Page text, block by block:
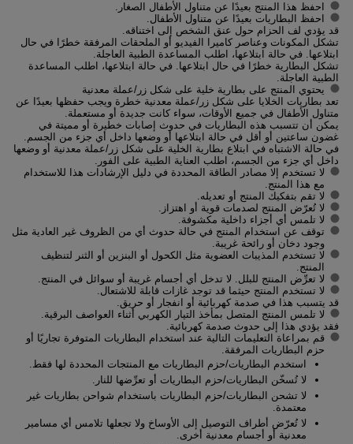
احفظ هذا المنتج بعيدًا عن متناول الأطفال الصغار.
احفظ البطاريات بعيدًا عن متناول الأطفال.
قد يؤدي لف الحزام حول عنق الشخص إلى اختناقه.
تشكل المكونات وعناصر كاميرا الفيديو أو الملحقات المرفقة خطرًا في حال
ابتلاعها. في حالة ابتلاعها، اطلب المساعدة الطبية العاجلة.
تشكل البطارية خطرًا في حال ابتلاعها. في حالة ابتلاعها، اطلب المساعدة
الطبية العاجلة.
يحتوي المنتج على بطارية خلية على شكل زر/عملة معدنية
تعد بطاريات الخلايا على شكل زر/عملة معدنية خطرة ويجب حفظها بعيدًا عن
متناول الأطفال في جميع الأوقات، سواء كانت جديدة أو مستعملة.
يمكن أن تتسبب هذه البطاريات في حدوث إصابات خطيرة أو مميتة في
غضون ساعتين أو أقل في حالة ابتلاعها أو وضعها داخل أي جزء من الجسم.
في حالة الاشتباه في ابتلاع بطارية الخلية على شكل زر/عملة معدنية أو وضعها
داخل أي جزء من الجسم، اطلب العناية الطبية على الفور.
لا تستخدم إلا مصادر الطاقة المحددة في دليل الإرشادات هذا للاستخدام
مع هذا المنتج.
لا تقم بتفكيك المنتج أو تعديله.
لا تُعرّض المنتج لصدمات قوية أو اهتزاز.
لا تلمس أي أجزاء داخلية مكشوفة.
توقف عن استخدام المنتج في حالة حدوث أي من الظروف غير العادية مثل
وجود دخان أو رائحة غريبة.
لا تستخدم المذيبات العضوية مثل الكحول أو البنزين أو الثنر لتنظيف
المنتج.
لا تعرِّض المنتج للبلل. لا تدخل أي أجسام غريبة أو سوائل في المنتج.
لا تستخدم المنتج حيثما قد توجد غازات قابلة للاشتعال.
قد يتسبب هذا في صدمة كهربائية أو انفجار أو حريق.
لا تلمس المنتج المتصل بمأخذ التيار الكهربي أثناء العواصف البرقية.
فقد يؤدي هذا إلى حدوث صدمة كهربائية.
قم بمراعاة التعليمات التالية عند استخدام البطاريات المتوفرة تجاريًا أو
حزم البطاريات المرفقة.
استخدم البطاريات/حزم البطاريات مع المنتجات المحددة لها فقط.
لا تُسخّن البطاريات/حزم البطاريات أو تعرِّضها للنار.
لا تشحن البطاريات/حزم البطاريات باستخدام شواحن بطاريات غير
معتمدة.
لا تُعرّض أطراف التوصيل إلى الأوساخ ولا تجعلها تلامس أي مسامير
معدنية أو أجسام معدنية أخرى.